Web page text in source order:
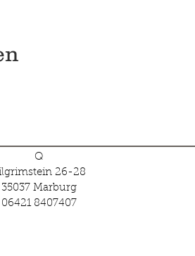
Q
26-28
35037 Marburg
06421 8407407